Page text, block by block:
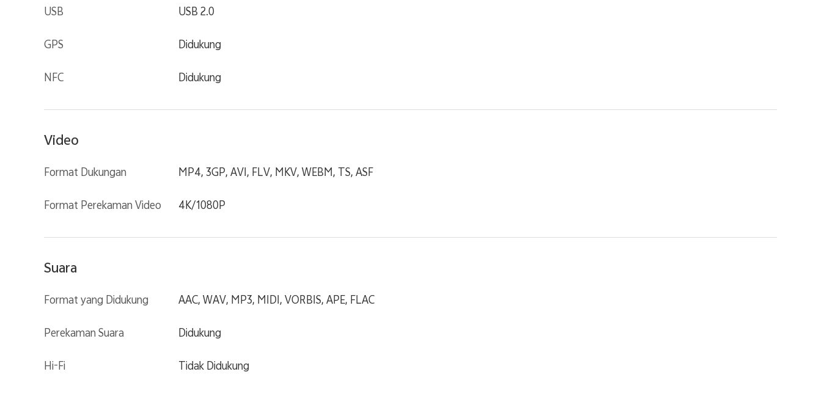
USB USB 2.0
GPS Didukung
NFC Didukung
Video
Format Dukungan MP4, 3GP, AVI, FLV, MKV, WEBM, TS, ASF
Format Perekaman Video 4K/1080P
Suara
Format yang Didukung AAC, WAV, MP3, MIDI, VORBIS, APE, FLAC
Perekaman Suara Didukung
Hi-Fi Tidak Didukung